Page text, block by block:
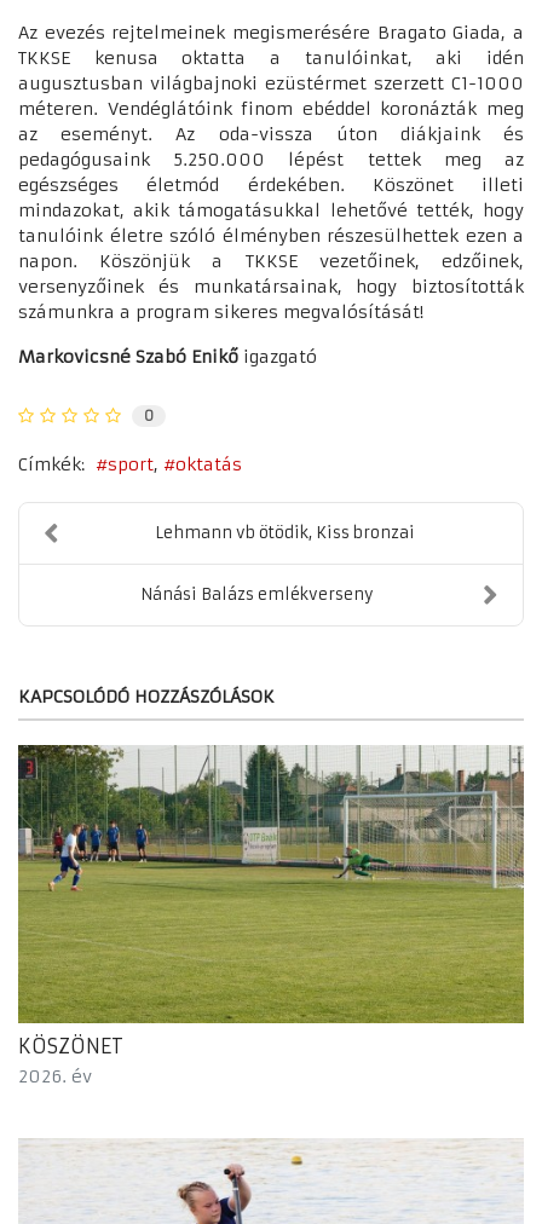
Az evezés rejtelmeinek megismerésére Bragato Giada, a
TKKSE kenusa oktatta a tanulóinkat, aki idén
augusztusban világbajnoki ezüstérmet szerzett C1-1000
méteren. Vendéglátóink finom ebéddel koronázták meg
az eseményt. Az oda-vissza úton diákjaink és
pedagógusaink 5.250.000 lépést tettek meg az
egészséges életmód érdekében. Köszönet illeti
mindazokat, akik támogatásukkal lehetővé tették, hogy
tanulóink életre szóló élményben részesülhettek ezen a
napon. Köszönjük a TKKSE vezetőinek, edzőinek,
versenyzőinek és munkatársainak, hogy biztosították
számunkra a program sikeres megvalósítását!
Markovicsné Szabó Enikő igazgató
0
Címkék: sport oktatás
Lehmann vb ötödik, Kiss bronzai
Nánási Balázs emlékverseny
KAPCSOLÓDÓ HOZZÁSZÓLÁSOK
KÖSZÖNET
2026. év